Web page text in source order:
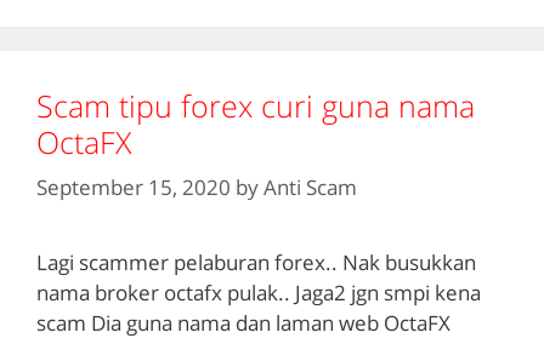
Scam tipu forex curi guna nama
OctaFX
September 15, 2020 byAnti Scam
Lagi scammer pelaburan forex.. Nak busukkan
nama broker octafx pulak.. Jaga2 jgn smpi kena
scam Dia guna nama dan laman web OctaFX